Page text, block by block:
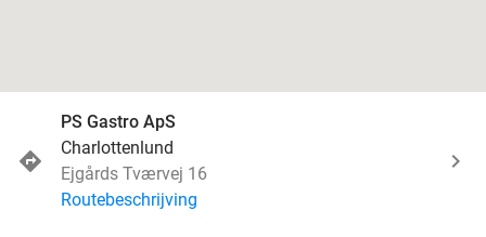
PS Gastro ApS
Charlottenlund
Ejgårds Tværvej 16
Routebeschrijving